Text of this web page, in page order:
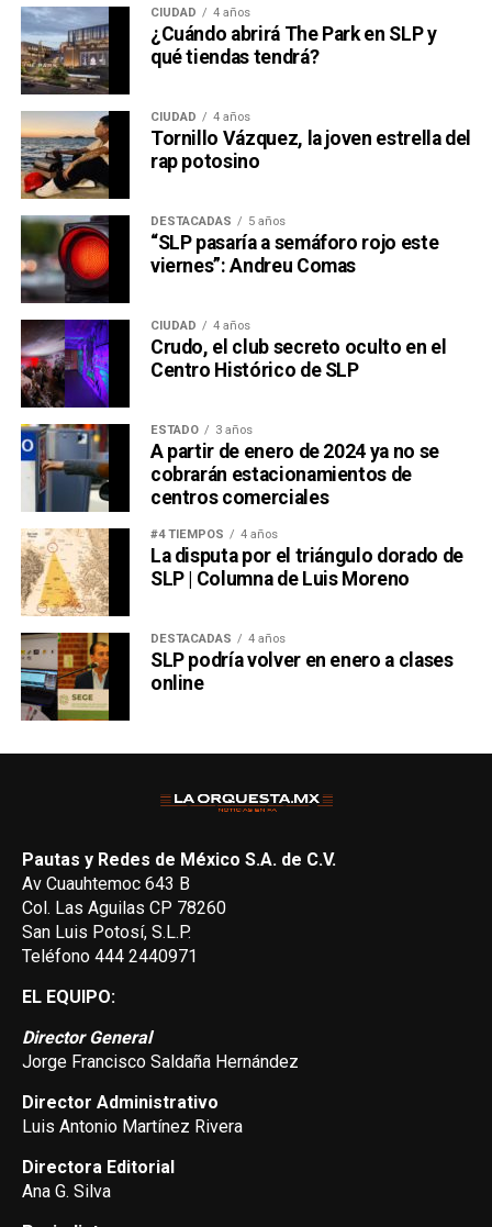
CIUDAD 4 años
¿Cuándo abrirá The Park en SLP y
qué tiendas tendrá?
CIUDAD 4 años
Tornillo Vázquez, la joven estrella del
rap potosino
DESTACADAS 5 años
“SLP pasaría a semáforo rojo este
viernes”: Andreu Comas
CIUDAD 4 años
Crudo, el club secreto oculto en el
Centro Histórico de SLP
ESTADO 3 años
A partir de enero de 2024 ya no se
cobrarán estacionamientos de
centros comerciales
#4 TIEMPOS 4 años
La disputa por el triángulo dorado de
SLP | Columna de Luis Moreno
DESTACADAS 4 años
SLP podría volver en enero a clases
online
Pautas y Redes de México S.A. de C.V.
Av Cuauhtemoc 643 B
Col. Las Aguilas CP 78260
San Luis Potosí, S.L.P.
Teléfono 444 2440971
EL EQUIPO:
Director General
Jorge Francisco Saldaña Hernández
Director Administrativo
Luis Antonio Martínez Rivera
Directora Editorial
Ana G. Silva